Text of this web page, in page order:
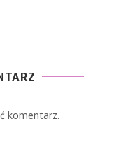
komentarz.